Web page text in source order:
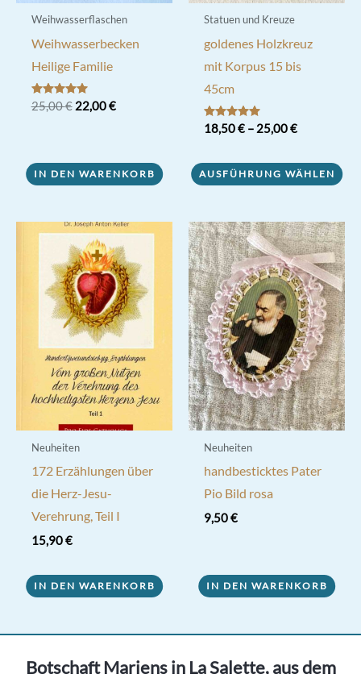
Weihwasserflaschen
Weihwasserbecken
Heilige Familie
Bewertet mit
5.00
25,00€ Ursprünglicher
22,00€Aktueller
IN DEN WARENKORB
Statuen und Kreuze
goldenes Holzkreuz
mit Korpus 15 bis
45cm
Bewertet mit
5.00
18,50€– 25,00€
AUSFÜHRUNG WÄHLEN
Produkt
mehrere
Varianten
auf.
Die
Optionen
können
auf
der
Produktseite
gewählt
werden
Neuheiten
172 Erzählungen über
die Herz-Jesu-
Verehrung, Teil I
15,90€
IN DEN WARENKORB
Neuheiten
handbesticktes Pater
Pio Bild rosa
9,50€
IN DEN WARENKORB
Botschaft Mariens in La Salette, aus dem